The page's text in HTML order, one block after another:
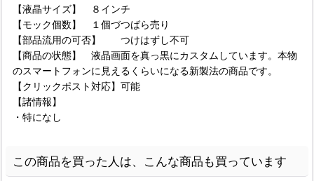
【液晶サイズ】 ８インチ
【モック個数】 １個づつばら売り
【部品流用の可否】 つけはずし不可
【商品の状態】 液晶画面を真っ黒にカスタムしています。本物
のスマートフォンに見えるくらいになる新製法の商品です。
【クリックポスト対応】可能
【諸情報】
・特になし
この商品を買った人は、こんな商品も買っています